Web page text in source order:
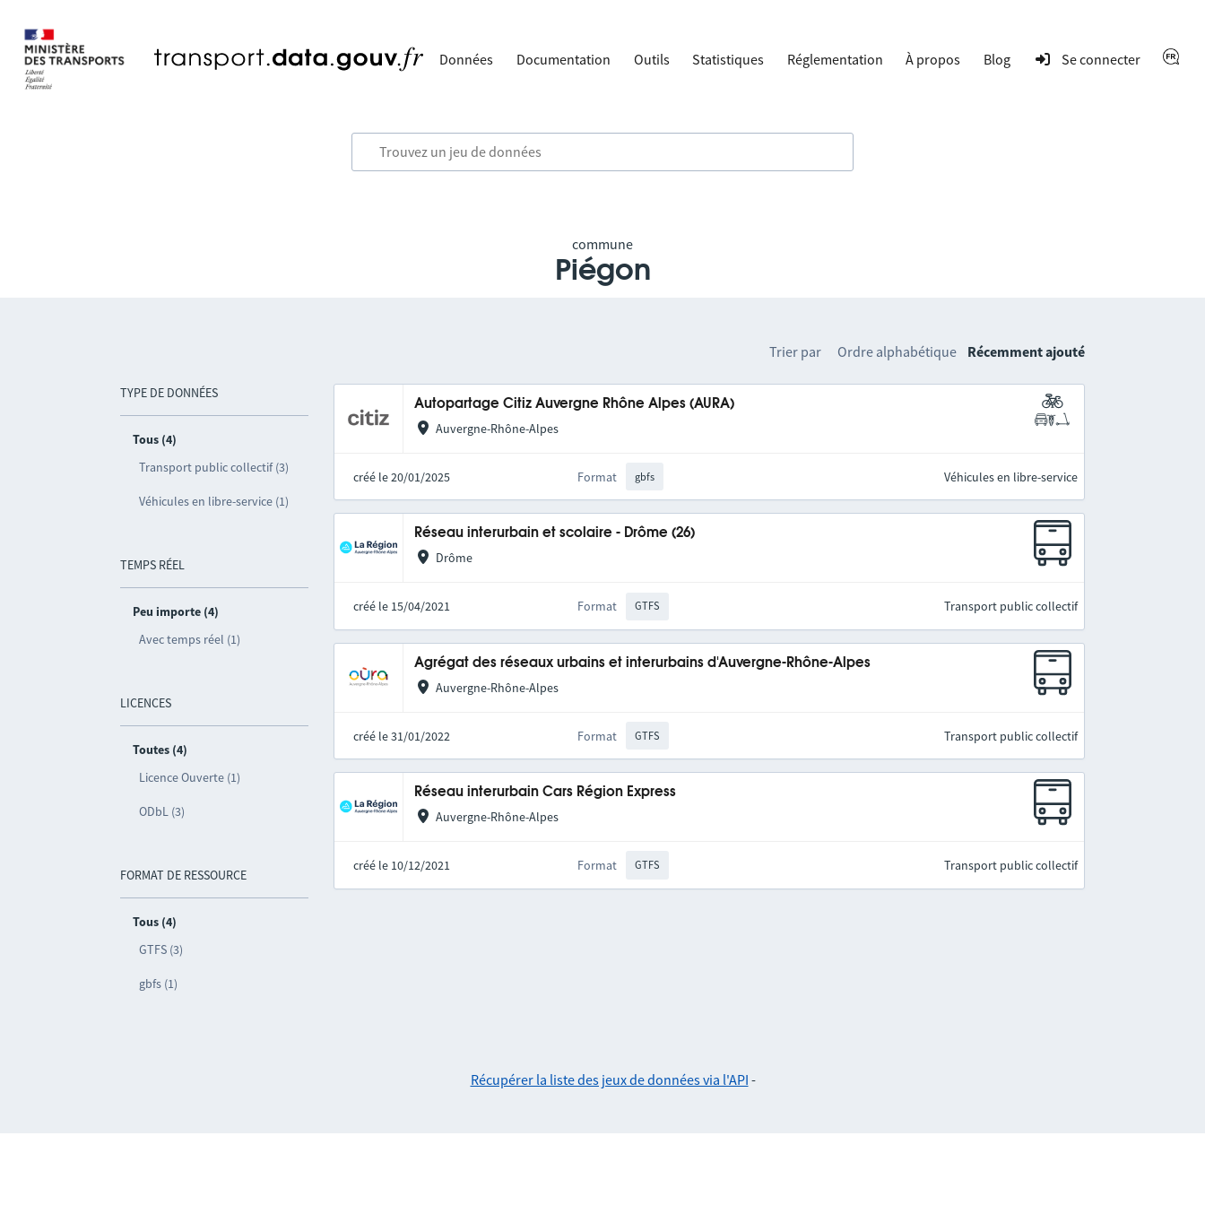
Données Documentation Outils Statistiques Réglementation À propos Blog Se connecter
commune
Piégon
TYPE DE DONNÉES
Tous (4)
Transport public collectif (3)
Véhicules en libre-service (1)
TEMPS RÉEL
Peu importe (4)
Avec temps réel (1)
LICENCES
Toutes (4)
Licence Ouverte (1)
ODbL (3)
FORMAT DE RESSOURCE
Tous (4)
GTFS (3)
gbfs (1)
Trier par Ordre alphabétique Récemment ajouté
Autopartage Citiz Auvergne Rhône Alpes (AURA)
Auvergne-Rhône-Alpes
créé le 20/01/2025 Format gbfs Véhicules en libre-service
Réseau interurbain et scolaire - Drôme (26)
Drôme
créé le 15/04/2021 Format GTFS Transport public collectif
Agrégat des réseaux urbains et interurbains d'Auvergne-Rhône-Alpes
Auvergne-Rhône-Alpes
créé le 31/01/2022 Format GTFS Transport public collectif
Réseau interurbain Cars Région Express
Auvergne-Rhône-Alpes
créé le 10/12/2021 Format GTFS Transport public collectif
Récupérer la liste des jeux de données via l'API -